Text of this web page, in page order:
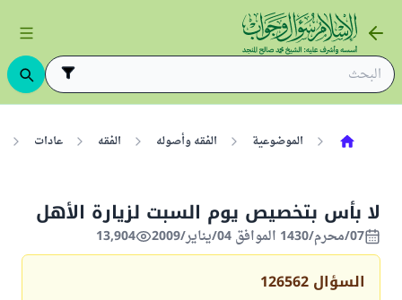
الموضوعية الفقه وأصوله الفقه عادات
لا بأس بتخصيص يوم السبت لزيارة الأهل
07/محرم/1430 الموافق 04/يناير/2009 13,904
السؤال 126562